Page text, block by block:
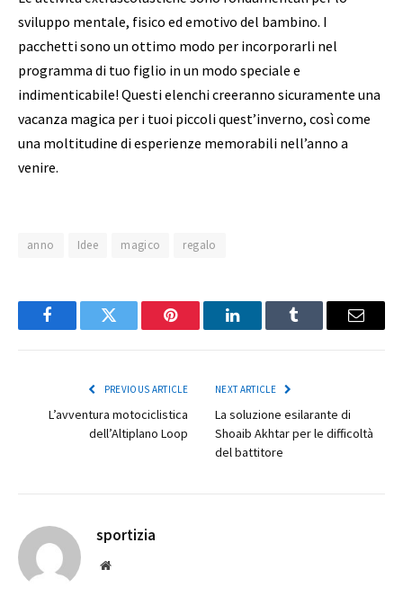
sviluppo mentale, fisico ed emotivo del bambino. I
pacchetti sono un ottimo modo per incorporarli nel
programma di tuo figlio in un modo speciale e
indimenticabile! Questi elenchi creeranno sicuramente una
vacanza magica per i tuoi piccoli quest’inverno, così come
una moltitudine di esperienze memorabili nell’anno a
venire.
anno Idee magico regalo
FacebookTwitter Pinterest LinkedInTumblr Email
PREVIOUS ARTICLE
L’avventura motociclistica
dell’Altiplano Loop
NEXT ARTICLE
La soluzione esilarante di
Shoaib Akhtar per le difficoltà
del battitore
sportizia
Website